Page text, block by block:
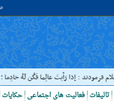
: إذا رَأيتَ عالِما فَکُن لَهُ خادِما ؛
حکایات فعالیت های اجتماعی تالیفات